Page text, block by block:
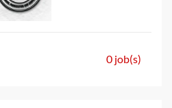
0 job(s)